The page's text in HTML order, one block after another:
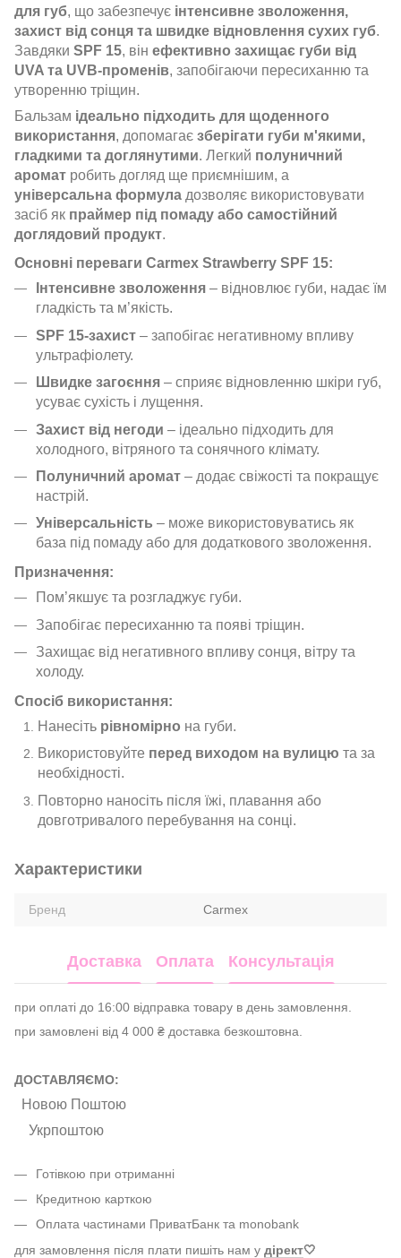
для губ, що забезпечує інтенсивне зволоження,
захист від сонця та швидке відновлення сухих губ.
Завдяки SPF 15, він ефективно захищає губи від
UVA та UVB-променів, запобігаючи пересиханню та
утворенню тріщин.
Бальзам ідеально підходить для щоденного
використання, допомагає зберігати губи м'якими,
гладкими та доглянутими. Легкий полуничний
аромат робить догляд ще приємнішим, а
універсальна формула дозволяє використовувати
засіб як праймер під помаду або самостійний
доглядовий продукт.
Основні переваги Carmex Strawberry SPF 15:
Інтенсивне зволоження – відновлює губи, надає їм
гладкість та м’якість.
SPF 15-захист – запобігає негативному впливу
ультрафіолету.
Швидке загоєння – сприяє відновленню шкіри губ,
усуває сухість і лущення.
Захист від негоди – ідеально підходить для
холодного, вітряного та сонячного клімату.
Полуничний аромат – додає свіжості та покращує
настрій.
Універсальність – може використовуватись як
база під помаду або для додаткового зволоження.
Призначення:
Пом’якшує та розгладжує губи.
Запобігає пересиханню та появі тріщин.
Захищає від негативного впливу сонця, вітру та
холоду.
Спосіб використання:
Нанесіть рівномірно на губи.
Використовуйте перед виходом на вулицю та за
необхідності.
Повторно наносіть після їжі, плавання або
довготривалого перебування на сонці.
Характеристики
Бренд Carmex
Доставка Оплата Консультація
при оплаті до 16:00 відправка товару в день замовлення.
при замовлені від 4 000 ₴ доставка безкоштовна.
ДОСТАВЛЯЄМО:
Новою Поштою
Укрпоштою
Готівкою при отриманні
Кредитною карткою
Оплата частинами ПриватБанк та monobank
для замовлення після плати пишіть нам у дірект🤍